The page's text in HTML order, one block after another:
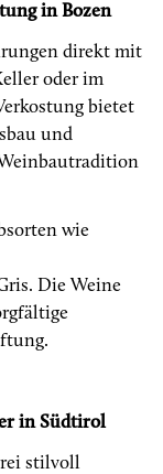
in Bozen
direkt mit
oder im
bietet
und
wie
Die Weine
in Südtirol
stilvoll